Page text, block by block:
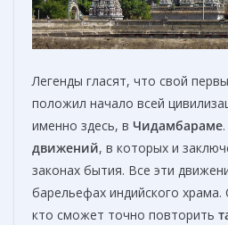
Легенды гласят, что свой
положил начало всей
именно здесь, в Чидамбараме
движений, в которых и
законах бытия. Все эти
барельефах индийского храма.
кто сможет точно повторить